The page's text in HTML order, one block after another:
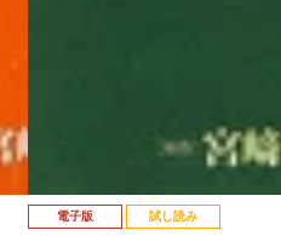
電子版 試し読み